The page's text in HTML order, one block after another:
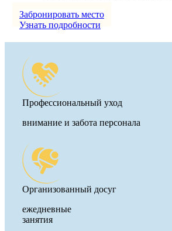
Забронировать место
Узнать подробности
Профессиональный уход
внимание и забота персонала
Организованный досуг
ежедневные
занятия